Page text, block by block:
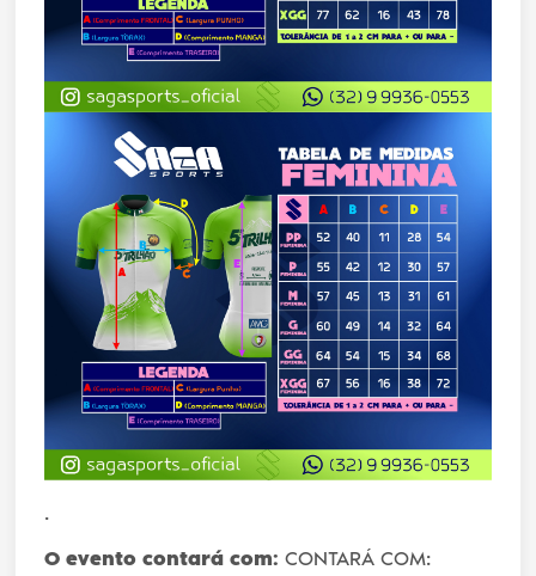
.
O evento contará com: CONTARÁ COM: